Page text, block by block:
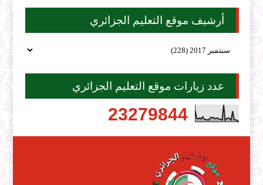
أرشيف موقع التعليم الجزائري
عدد زيارات موقع التعليم الجزائري
23279844